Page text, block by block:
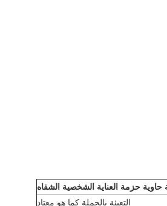
التعبئة بالجملة كما هو معتاد